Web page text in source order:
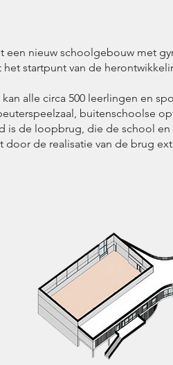
nieuw schoolgebouw met
startpunt van de
alle circa 500 leerlingen en
buitenschoolse
is de loopbrug, die de school
door de realisatie van de brug